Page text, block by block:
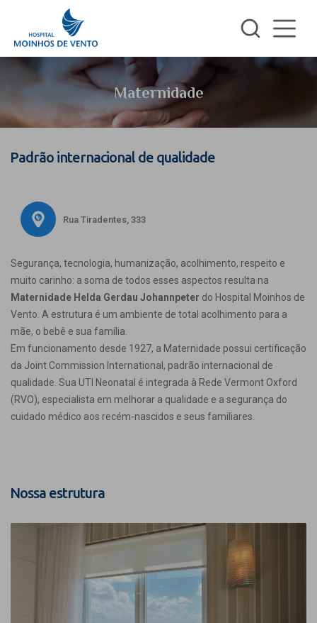
Maternidade
Padrão internacional de qualidade
Rua Tiradentes, 333
Segurança, tecnologia, humanização, acolhimento, respeito e
muito carinho: a soma de todos esses aspectos resulta na
Maternidade Helda Gerdau Johannpeter do Hospital Moinhos de
Vento. A estrutura é um ambiente de total acolhimento para a
mãe, o bebê e sua família.
Em funcionamento desde 1927, a Maternidade possui certificação
da Joint Commission International, padrão internacional de
qualidade. Sua UTI Neonatal é integrada à Rede Vermont Oxford
(RVO), especialista em melhorar a qualidade e a segurança do
cuidado médico aos recém-nascidos e seus familiares.
Nossa estrutura